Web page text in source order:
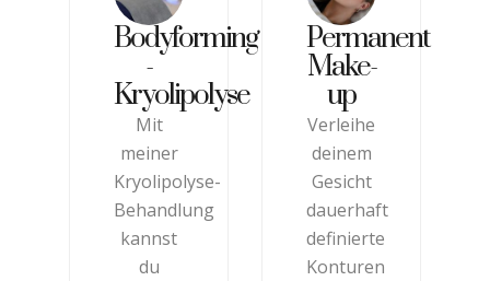
Bodyforming
-
Kryolipolyse
Mit
meiner
Kryolipolyse-
Behandlung
kannst
du
Permanent
Make-
up
Verleihe
deinem
Gesicht
dauerhaft
definierte
Konturen